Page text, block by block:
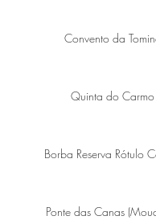
Convento da
Quinta do Carmo
Borba Reserva Rótulo
Ponte das Canas